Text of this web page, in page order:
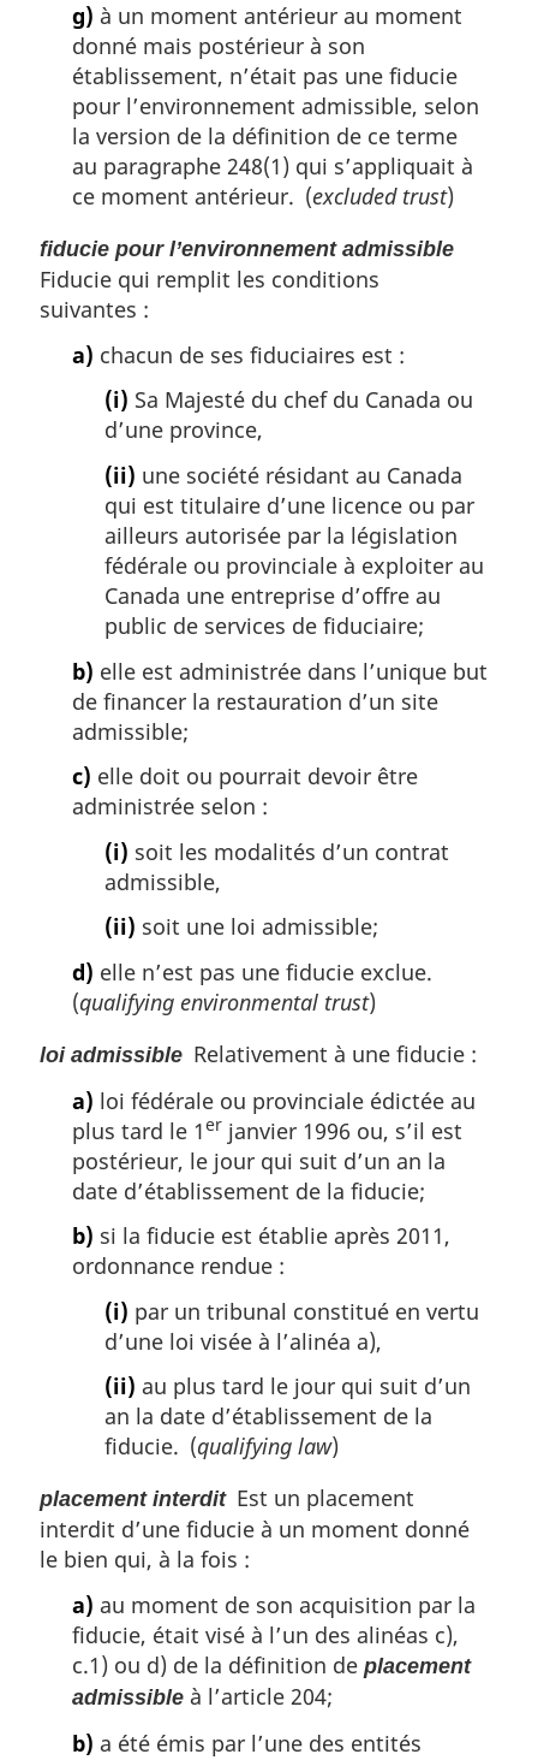
g) à un moment antérieur au moment
donné mais postérieur à son
établissement, n’était pas une fiducie
pour l’environnement admissible, selon
la version de la définition de ce terme
au paragraphe 248(1) qui s’appliquait à
ce moment antérieur. (excluded trust)
fiducie pour l’environnement admissible
Fiducie qui remplit les conditions
suivantes :
a) chacun de ses fiduciaires est :
(i) Sa Majesté du chef du Canada ou
d’une province,
(ii) une société résidant au Canada
qui est titulaire d’une licence ou par
ailleurs autorisée par la législation
fédérale ou provinciale à exploiter au
Canada une entreprise d’offre au
public de services de fiduciaire;
b) elle est administrée dans l’unique but
de financer la restauration d’un site
admissible;
c) elle doit ou pourrait devoir être
administrée selon :
(i) soit les modalités d’un contrat
admissible,
(ii) soit une loi admissible;
d) elle n’est pas une fiducie exclue.
(qualifying environmental trust)
loi admissible Relativement à une fiducie :
a) loi fédérale ou provinciale édictée au
plus tard le 1er janvier 1996 ou, s’il est
postérieur, le jour qui suit d’un an la
date d’établissement de la fiducie;
b) si la fiducie est établie après 2011,
ordonnance rendue :
(i) par un tribunal constitué en vertu
d’une loi visée à l’alinéa a),
(ii) au plus tard le jour qui suit d’un
an la date d’établissement de la
fiducie. (qualifying law)
placement interditEst un placement
interdit d’une fiducie à un moment donné
le bien qui, à la fois :
a) au moment de son acquisition par la
fiducie, était visé à l’un des alinéas c),
c.1) ou d) de la définition de placement
admissible à l’article 204;
b) a été émis par l’une des entités